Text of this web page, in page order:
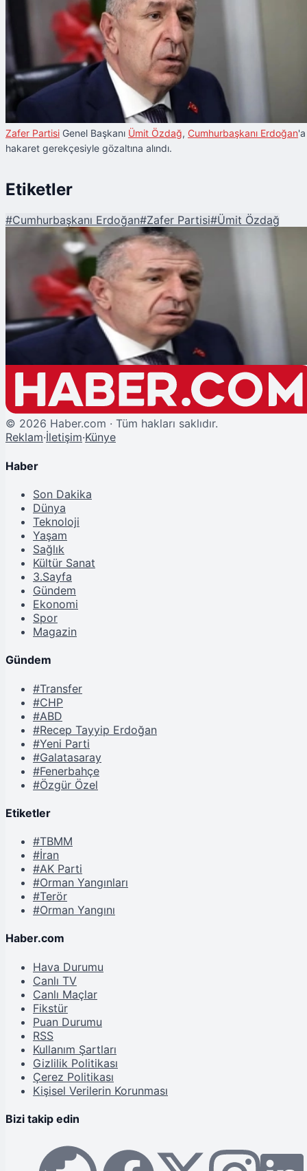
Zafer Partisi Genel Başkanı Ümit Özdağ, Cumhurbaşkanı Erdoğan'a
hakaret gerekçesiyle gözaltına alındı.
Etiketler
#Cumhurbaşkanı Erdoğan#Zafer Partisi#Ümit Özdağ
Ümit Özdağ Cumhurbaşkanına Hakaret Suçlamasıyla Gözaltına Alındı
© 2026 Haber.com · Tüm hakları saklıdır.
Reklam·İletişim·Künye
Haber
Son Dakika
Dünya
Teknoloji
Yaşam
Sağlık
Kültür Sanat
3.Sayfa
Gündem
Ekonomi
Spor
Magazin
Gündem
#Transfer
#CHP
#ABD
#Recep Tayyip Erdoğan
#Yeni Parti
#Galatasaray
#Fenerbahçe
#Özgür Özel
Etiketler
#TBMM
#İran
#AK Parti
#Orman Yangınları
#Terör
#Orman Yangını
Haber.com
Hava Durumu
Canlı TV
Canlı Maçlar
Fikstür
Puan Durumu
RSS
Kullanım Şartları
Gizlilik Politikası
Çerez Politikası
Kişisel Verilerin Korunması
Bizi takip edin